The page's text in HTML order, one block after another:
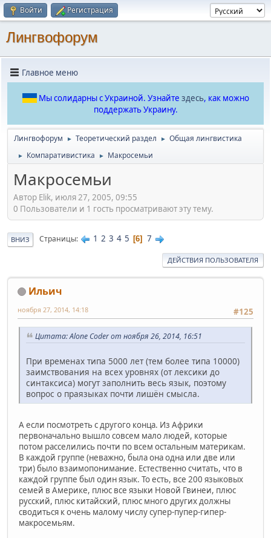
Войти Регистрация
Лингвофорум
Главное меню
Мы солидарны с Украиной. Узнайте здесь, как можно
поддержать Украину.
Лингвофорум ► Теоретический раздел ► Общая лингвистика
► Компаративистика ► Макросемьи
Макросемьи
Автор Elik, июля 27, 2005, 09:55
0 Пользователи и 1 гость просматривают эту тему.
ВНИЗ Страницы 1 2 3 4 5 6 7
ДЕЙСТВИЯ ПОЛЬЗОВАТЕЛЯ
Ильич
#125
ноября 27, 2014, 14:18
Цитата: Alone Coder от ноября 26, 2014, 16:51
При временах типа 5000 лет (тем более типа 10000)
заимствования на всех уровнях (от лексики до
синтаксиса) могут заполнить весь язык, поэтому
вопрос о праязыках почти лишён смысла.
А если посмотреть с другого конца. Из Африки
первоначально вышло совсем мало людей, которые
потом расселились почти по всем остальным материкам.
В каждой группе (неважно, была она одна или две или
три) было взаимопонимание. Естественно считать, что в
каждой группе был один язык. То есть, все 200 языковых
семей в Америке, плюс все языки Новой Гвинеи, плюс
русский, плюс китайский, плюс много других должны
сводиться к очень малому числу супер-пупер-гипер-
макросемьям.